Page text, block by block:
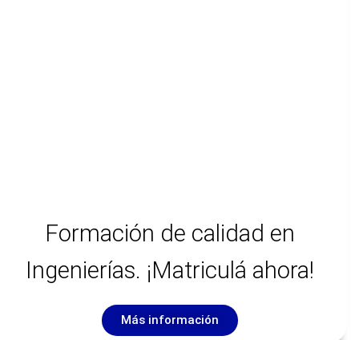
Formación de calidad en
Ingenierías. ¡Matriculá ahora!
Más información